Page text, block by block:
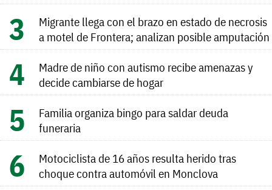
Migrante llega con el brazo en estado de necrosis
a motel de Frontera; analizan posible amputación
Madre de niño con autismo recibe amenazas y
decide cambiarse de hogar
Familia organiza bingo para saldar deuda
funeraria
Motociclista de 16 años resulta herido tras
choque contra automóvil en Monclova